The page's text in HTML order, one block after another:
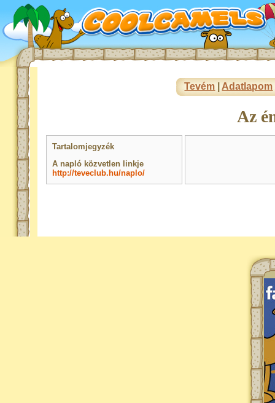
Tevém Adatlapom
Az
Tartalomjegyzék
A napló közvetlen linkje
http://teveclub.hu/naplo/